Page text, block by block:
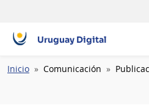
Uruguay Digital
Ruta
Inicio Comunicación